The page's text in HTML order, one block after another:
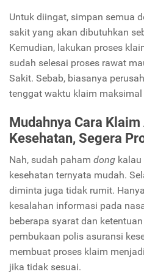
Untuk diingat, simpan semua
sakit yang akan dibutuhkan
Kemudian, lakukan proses
sudah selesai proses rawat
Sakit. Sebab, biasanya
tenggat waktu klaim
Mudahnya Cara
Kesehatan, Segera
Nah, sudah paham dong kalau
kesehatan ternyata mudah.
diminta juga tidak rumit.
kesalahan informasi pada
beberapa syarat dan
pembukaan polis asuransi
membuat proses klaim
jika tidak sesuai.